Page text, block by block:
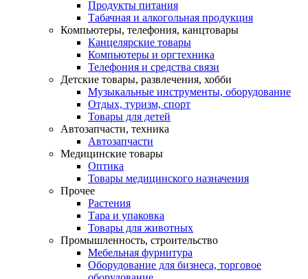
Продукты питания
Табачная и алкогольная продукция
Компьютеры, телефония, канцтовары
Канцелярские товары
Компьютеры и оргтехника
Телефония и средства связи
Детские товары, развлечения, хобби
Музыкальные инструменты, оборудование
Отдых, туризм, спорт
Товары для детей
Автозапчасти, техника
Автозапчасти
Медицинские товары
Оптика
Товары медицинского назначения
Прочее
Растения
Тара и упаковка
Товары для животных
Промышленность, строительство
Мебельная фурнитура
Оборудование для бизнеса, торговое